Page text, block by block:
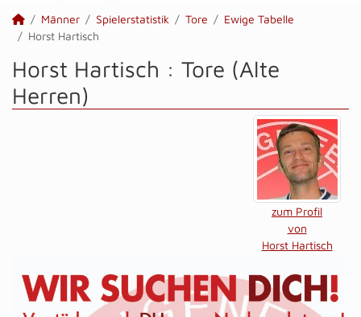
Männer Spielerstatistik Tore
Ewige Tabelle
Horst Hartisch
Horst Hartisch : Tore (Alte
Herren)
zum Profil
von
Horst Hartisch